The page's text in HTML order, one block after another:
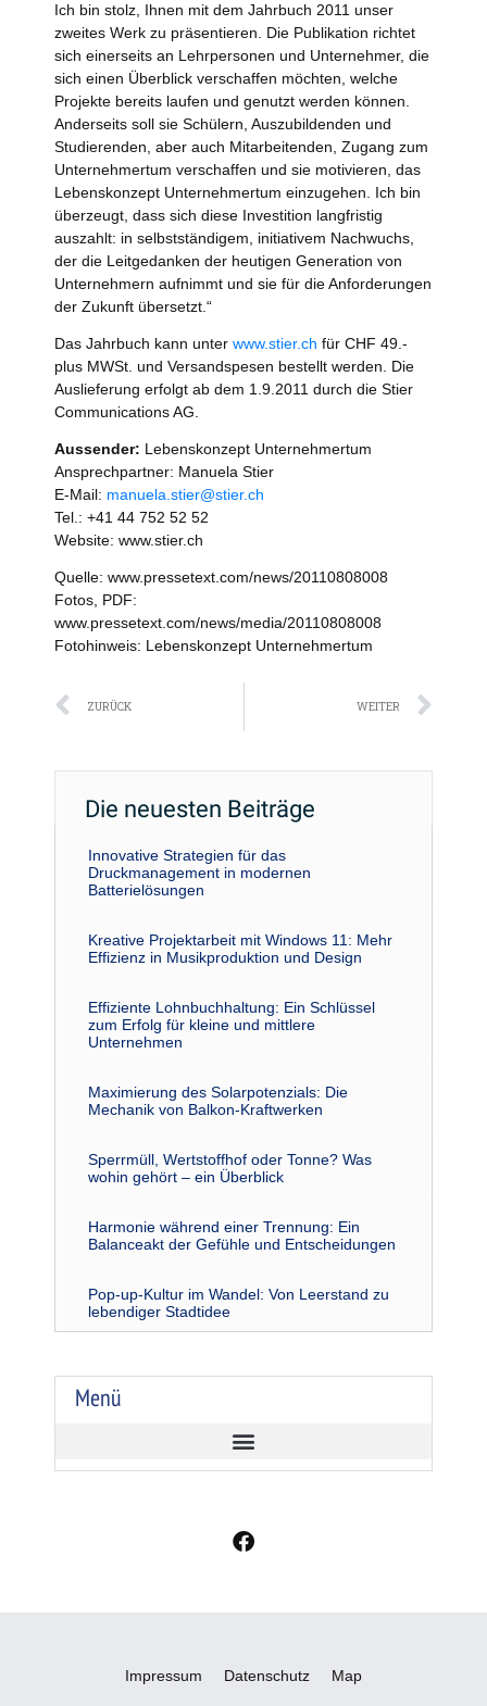
Ich bin stolz, Ihnen mit dem Jahrbuch 2011 unser
zweites Werk zu präsentieren. Die Publikation richtet
sich einerseits an Lehrpersonen und Unternehmer, die
sich einen Überblick verschaffen möchten, welche
Projekte bereits laufen und genutzt werden können.
Anderseits soll sie Schülern, Auszubildenden und
Studierenden, aber auch Mitarbeitenden, Zugang zum
Unternehmertum verschaffen und sie motivieren, das
Lebenskonzept Unternehmertum einzugehen. Ich bin
überzeugt, dass sich diese Investition langfristig
auszahlt: in selbstständigem, initiativem Nachwuchs,
der die Leitgedanken der heutigen Generation von
Unternehmern aufnimmt und sie für die Anforderungen
der Zukunft übersetzt.“
Das Jahrbuch kann unter www.stier.ch für CHF 49.-
plus MWSt. und Versandspesen bestellt werden. Die
Auslieferung erfolgt ab dem 1.9.2011 durch die Stier
Communications AG.
Aussender: Lebenskonzept Unternehmertum
Ansprechpartner: Manuela Stier
E-Mail: manuela.stier@stier.ch
Tel.: +41 44 752 52 52
Website: www.stier.ch
Quelle: www.pressetext.com/news/20110808008
Fotos, PDF:
www.pressetext.com/news/media/20110808008
Fotohinweis: Lebenskonzept Unternehmertum
Zurück
ZURÜCK WEITER
Die neuesten Beiträge
Innovative Strategien für das
Druckmanagement in modernen
Batterielösungen
Kreative Projektarbeit mit Windows 11: Mehr
Effizienz in Musikproduktion und Design
Effiziente Lohnbuchhaltung: Ein Schlüssel
zum Erfolg für kleine und mittlere
Unternehmen
Maximierung des Solarpotenzials: Die
Mechanik von Balkon-Kraftwerken
Sperrmüll, Wertstoffhof oder Tonne? Was
wohin gehört – ein Überblick
Harmonie während einer Trennung: Ein
Balanceakt der Gefühle und Entscheidungen
Pop-up-Kultur im Wandel: Von Leerstand zu
lebendiger Stadtidee
Menü
F
a
o
k
Impressum Datenschutz Map